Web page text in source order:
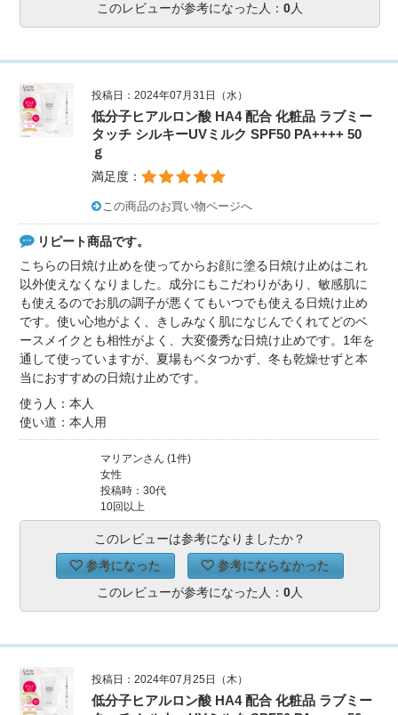
このレビューが参考になった人： 0人
投稿日：2024年07月31日（水）
低分子ヒアルロン酸 HA4 配合 化粧品 ラブミー
タッチ シルキーUVミルク SPF50 PA++++ 50
ｇ
満足度：
この商品のお買い物ページへ
リピート商品です。
こちらの日焼け止めを使ってからお顔に塗る日焼け止めはこれ
以外使えなくなりました。成分にもこだわりがあり、敏感肌に
も使えるのでお肌の調子が悪くてもいつでも使える日焼け止め
です。使い心地がよく、きしみなく肌になじんでくれてどのベ
ースメイクとも相性がよく、大変優秀な日焼け止めです。1年を
通して使っていますが、夏場もベタつかず、冬も乾燥せずと本
当におすすめの日焼け止めです。
使う人：本人
使い道：本人用
マリアンさん (1件)
女性
投稿時：30代
10回以上
このレビューは参考になりましたか？
参考になった
参考にならなかった
このレビューが参考になった人： 0人
投稿日：2024年07月25日（木）
低分子ヒアルロン酸 HA4 配合 化粧品 ラブミー